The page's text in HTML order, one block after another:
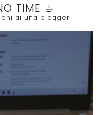
TIME ☕︎
di una blogger